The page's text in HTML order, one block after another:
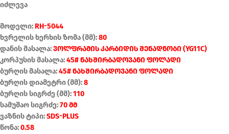
იძლევა
მოდელი:RH-5044
ხვრელის ხერხის ზომა (მმ):80
დანის მასალა:ვოლფრამის კარბიდის შენადნობი (YG11C)
კორპუსის მასალა:45# ნახშირბადოვანი ფოლადი
ბურღის მასალა:45# ნახშირბადოვანი ფოლადი
ბურღის დიამეტრი (მმ):8
ბურღის სიგრძე (მმ):110
სამუშაო სიგრძე:70 მმ
ვაზნის ტიპი:SDS-PLUS
წონა:0.58